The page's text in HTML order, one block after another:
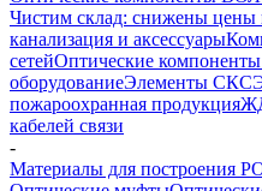
Чистим склад: снижены цены
канализация и аксессуары
сетейОптические
оборудованиеЭлементы СКС
пожароохранная продукция
кабелей связи
-
Материалы для построения